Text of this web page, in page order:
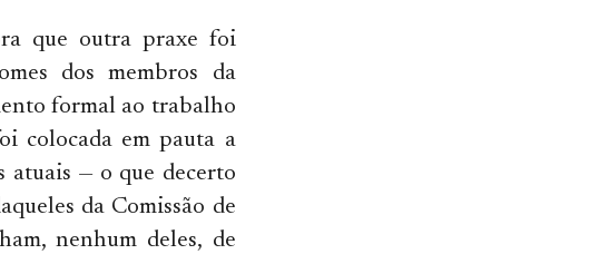
que outra praxe foi
dos membros da
formal ao trabalho
colocada em pauta a
atuais — o que decerto
da Comissão de
nenhum deles, de